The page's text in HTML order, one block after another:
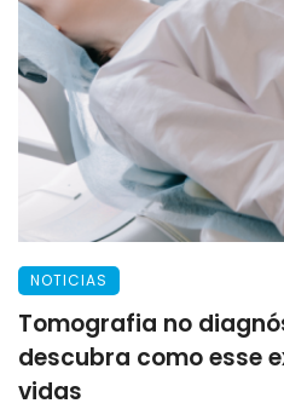
NOTICIAS
Tomografia no
descubra como esse
vidas